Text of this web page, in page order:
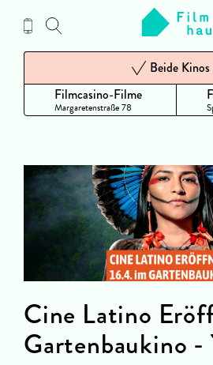
Inhalt
Filmcasino-Filme
Margaretenstraße 78
Beide Kinos
Cine Latino
Gartenbaukino -